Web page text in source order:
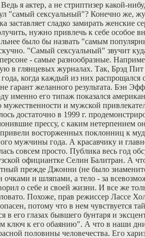
я актер, а не стриптизер какой-
"самый сексуальный"? Конечно же,
заставляет сладко замирать женские
нужно привлечь к себе особое
было бы назвать "самым
"Самый сексуальный" звучит
- самые разнообразные.
в глянцевых журналах. Так, Брэд
когда каждый из них распрощался
гарант желанного результата. Бэн
именно его типаж показался
и мужской
достаточно в 1999 г.
прессу, с каким нетерпением
восторженных поклонниц к
мужчины года. А красавчику и
совсем просто. Публика весь год
официантке Селин Балитран. А
прежде Джонни (не было
очками и шляпами, а тело - за
о себе и своей жизни. И все же
Похоже, прав режиссер Лассе
потому что в нем чувствуется
в его глазах бывшего бунтаря и
ключ к его обаянию". А что в наши
половины человечества. Его